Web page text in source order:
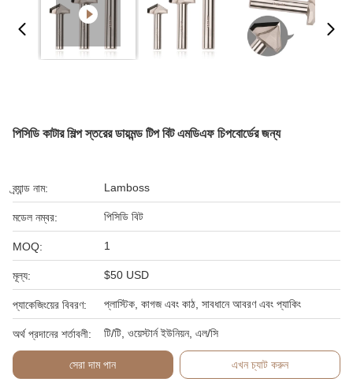
পিসিডি কাটার শিল্প স্তরের ডায়মন্ড টিপ বিট এমডিএফ চিপবোর্ডের জন্য
ব্র্যান্ড নাম: Lamboss
মডেল নম্বর: পিসিডি বিট
MOQ: 1
মূল্য: $50 USD
প্যাকেজিংয়ের বিবরণ: প্লাস্টিক, কাগজ এবং কাঠ, সাবধানে আবরণ এবং প্যাকিং
অর্থ প্রদানের শর্তাবলী: টি/টি, ওয়েস্টার্ন ইউনিয়ন, এল/সি
সেরা দাম পান এখন চ্যাট করুন